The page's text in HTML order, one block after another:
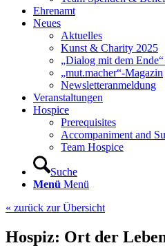
Ehrenamt
Neues
Aktuelles
Kunst & Charity 2025
„Dialog mit dem
„mut.macher“-Magazin
Newsletteranmeldung
Veranstaltungen
Hospice
Prerequisites
Accompaniment and
Team Hospice
Suche
Menü Menü
« zurück zur Übersicht
Hospiz: Ort der